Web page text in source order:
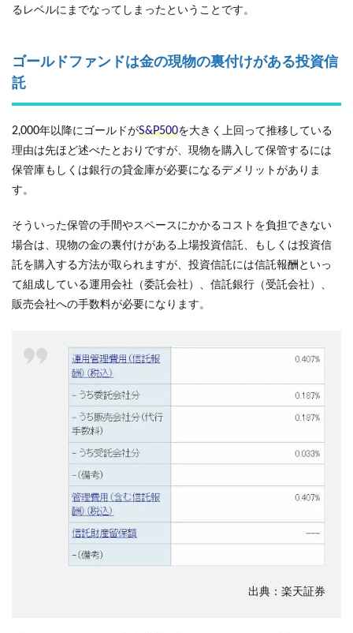
るレベルにまでなってしまったということです。
ゴールドファンドは金の現物の裏付けがある投資信
託
2,000年以降にゴールドがS&P500を大きく上回って推移している
理由は先ほど述べたとおりですが、現物を購入して保管するには
保管庫もしくは銀行の貸金庫が必要になるデメリットがありま
す。
そういった保管の手間やスペースにかかるコストを負担できない
場合は、現物の金の裏付けがある上場投資信託、もしくは投資信
託を購入する方法が取られますが、投資信託には信託報酬といっ
て組成している運用会社（委託会社）、信託銀行（受託会社）、
販売会社への手数料が必要になります。
出典：楽天証券